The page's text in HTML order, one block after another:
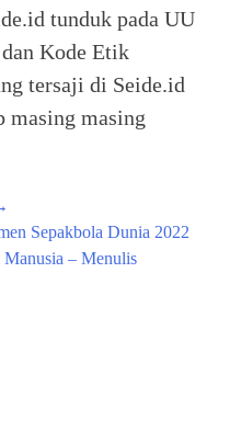
tunduk pada UU
Kode Etik
tersaji di Seide.id
masing masing
Sepakbola Dunia 2022
Manusia – Menulis